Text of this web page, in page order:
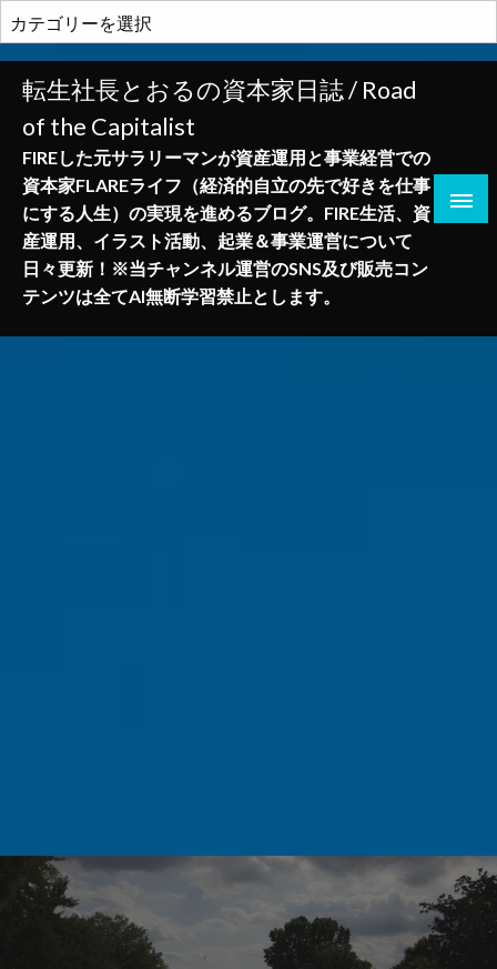
ン
テ
テ
転生社長とおるの資本家日誌 / Road
of the Capitalist
FIREした元サラリーマンが資産運用と事業経営での
資本家FLAREライフ（経済的自立の先で好きを仕事
にする人生）の実現を進めるブログ。FIRE生活、資
産運用、イラスト活動、起業＆事業運営について
日々更新！※当チャンネル運営のSNS及び販売コン
テンツは全てAI無断学習禁止とします。